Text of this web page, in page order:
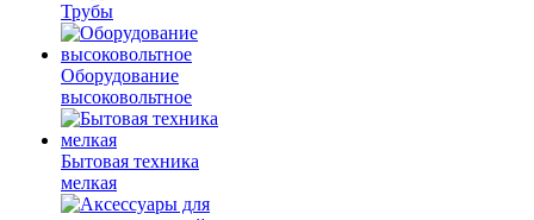
Трубы
Оборудование
высоковольтное
Бытовая техника
мелкая